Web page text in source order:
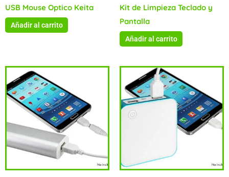
USB Mouse Optico Keita
Añadir al carrito
Kit de Limpieza Teclado y
Pantalla
Añadir al carrito